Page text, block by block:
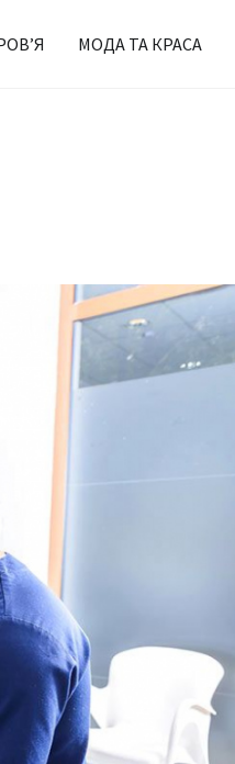
МОДА ТА КРАСА